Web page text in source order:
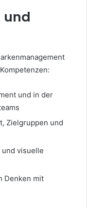
und
und in der
Zielgruppen und
visuelle
Denken mit